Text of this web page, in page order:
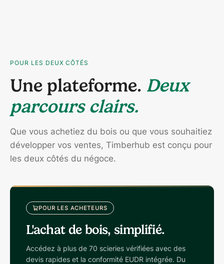
POUR LES DEUX CÔTÉS
Une plateforme. Deux
parcours clairs.
Que vous achetiez du bois ou que vous souhaitiez
développer vos ventes, Timberhub est conçu pour
les deux côtés du négoce.
POUR LES ACHETEURS
L'achat de bois, simplifié.
Accédez à plus de 70 scieries vérifiées avec des
devis rapides et la conformité EUDR intégrée. Du